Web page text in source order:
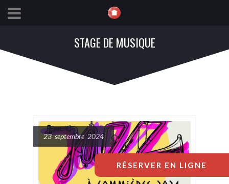
STAGE DE MUSIQUE
23 septembre 2024
RÉSERVER EN LIGNE